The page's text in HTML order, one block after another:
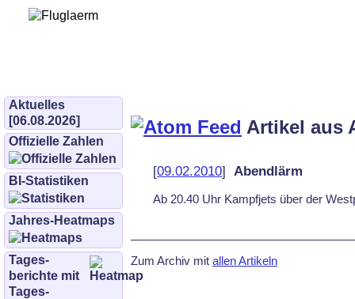
Aktuelles
[06.08.2026]
Offizielle Zahlen
BI-Statistiken
Jahres-Heatmaps
Tages­
berichte mit
Tages-
Artikel aus
[09.02.2010] Abendlärm
Ab 20.40 Uhr Kampfjets über der
Zum Archiv mit allen Artikeln